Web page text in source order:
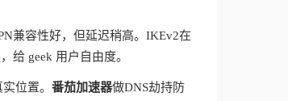
兼容性好，但延迟稍高。IKEv2在
给 geek 用户自由度。
位置。 番茄加速器做DNS劫持防